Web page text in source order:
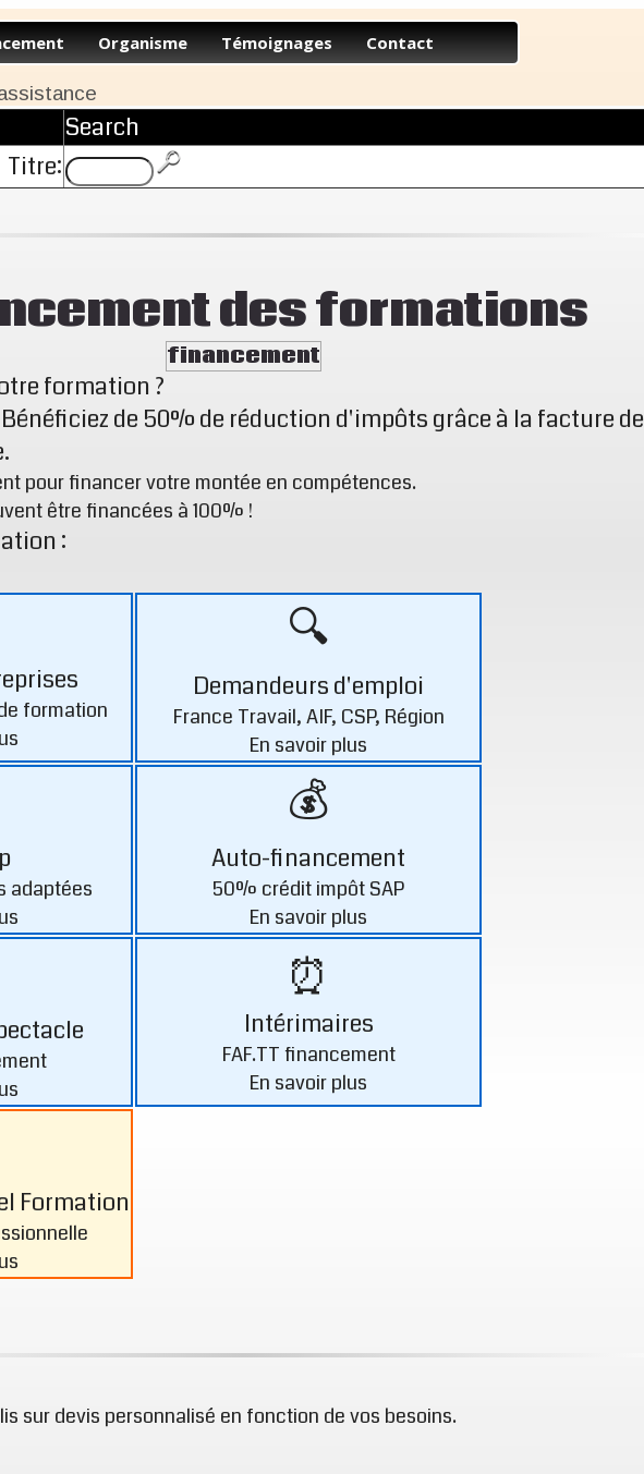
Organisme Témoignages Contact
Search
Titre:
des formations
financement
formation ?
de 50% de réduction d'impôts grâce à la facture de
pour financer votre montée en compétences.
être financées à 100% !
:
formation
🔍
Demandeurs d'emploi
France Travail, AIF, CSP, Région
En savoir plus
adaptées
💰
Auto-financement
50% crédit impôt SAP
En savoir plus
⏰
Intérimaires
FAF.TT financement
En savoir plus
Formation
sur devis personnalisé en fonction de vos besoins.